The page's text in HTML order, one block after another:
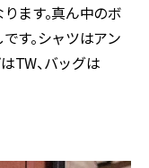
ます。真ん中のボ
す。シャツはアン
TW、バッグは